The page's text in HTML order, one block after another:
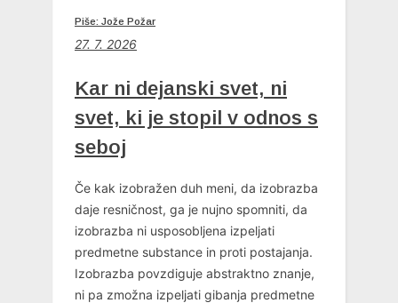
Piše: Jože Požar
27. 7. 2026
Kar ni dejanski svet, ni
svet, ki je stopil v odnos s
seboj
Če kak izobražen duh meni, da izobrazba
daje resničnost, ga je nujno spomniti, da
izobrazba ni usposobljena izpeljati
predmetne substance in proti postajanja.
Izobrazba povzdiguje abstraktno znanje,
ni pa zmožna izpeljati gibanja predmetne